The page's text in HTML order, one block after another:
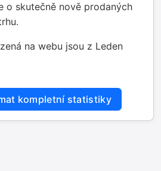
o skutečně nově prodaných
na webu jsou z Leden
kompletní statistiky